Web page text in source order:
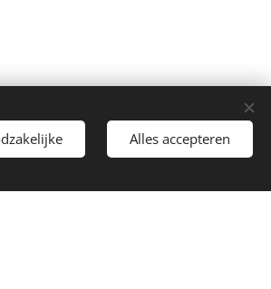
en zijn hier heel
Alles accepteren